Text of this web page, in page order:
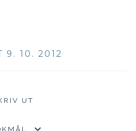
9. 10. 2012
UT